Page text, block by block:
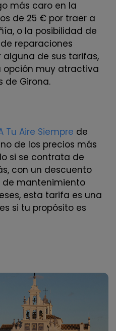
más caro en la
de 25 € por traer a
o la posibilidad de
reparaciones
de sus tarifas,
muy atractiva
de Girona.
Tu Aire Siempre de
de los precios más
si se contrata de
con un descuento
de mantenimiento
esta tarifa es una
si tu propósito es